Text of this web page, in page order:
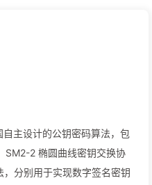
主设计的公钥密码算法，包
SM2-2 椭圆曲线密钥交换协
分别用于实现数字签名密钥